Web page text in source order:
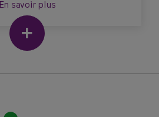
En savoir plus